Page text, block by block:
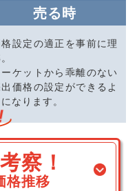
売る時
設定の適正を事前に理
ーケットから乖離のない
価格の設定ができるよ
になります。
察！
格推移